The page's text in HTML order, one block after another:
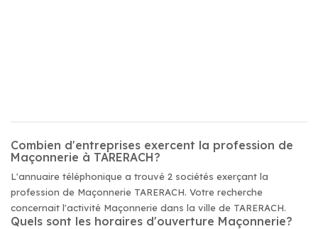
Combien d'entreprises exercent la profession de
Maçonnerie à TARERACH?
L'annuaire téléphonique a trouvé 2 sociétés exerçant la
profession de Maçonnerie TARERACH. Votre recherche
concernait l'activité Maçonnerie dans la ville de TARERACH.
Quels sont les horaires d'ouverture Maçonnerie?